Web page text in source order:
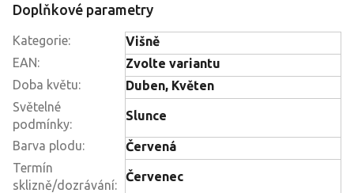
Doplňkové parametry
Kategorie:
Višně
EAN:
Zvolte variantu
Doba květu:
Duben, Květen
Světelné
podmínky:
Slunce
Barva plodu:
Červená
Termín
sklizně/dozrávání:
Červenec